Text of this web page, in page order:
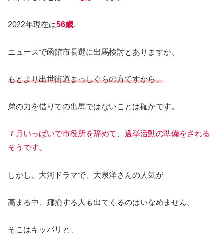
2022年現在は56歳。
ニュースで函館市長選に出馬検討とありますが、
もとより出世街道まっしぐらの方ですから、
弟の力を借りての出馬ではないことは確かです。
７月いっぱいで市役所を辞めて、選挙活動の準備をされる
そうです。
しかし、大河ドラマで、大泉洋さんの人気が
高まる中、揶揄する人も出てくるのはいなめません。
そこはキッパリと、